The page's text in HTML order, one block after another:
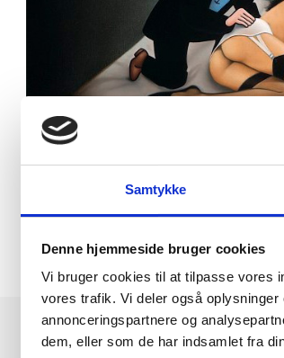
Samtykke
Denne hjemmeside bruger cookies
Vi bruger cookies til at tilpasse vores
vores trafik. Vi deler også
annonceringspartnere og
dem, eller som de har indsamlet fra